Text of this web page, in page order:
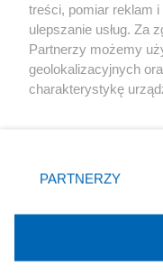
X
treści, pomiar reklam
ulepszanie usług. Za
Partnerzy możemy
geolokalizacyjnych
charakterystykę
zmienić/wycofać
znajdujący się w
rodzaje
użytkownika, ale
przetwarzaniu.
PARTNERZY